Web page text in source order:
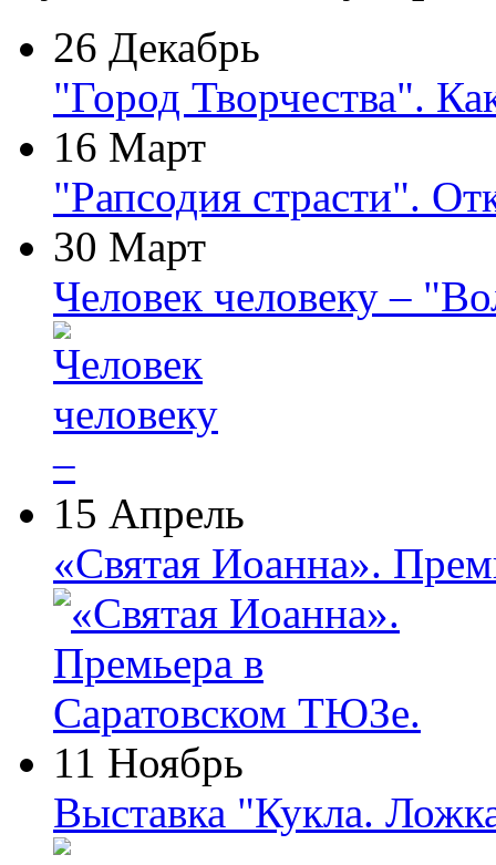
26 Декабрь
"Город Творчества".
16 Март
"Рапсодия страсти".
30 Март
Человек человеку –
15 Апрель
«Святая Иоанна».
11 Ноябрь
Выставка "Кукла.